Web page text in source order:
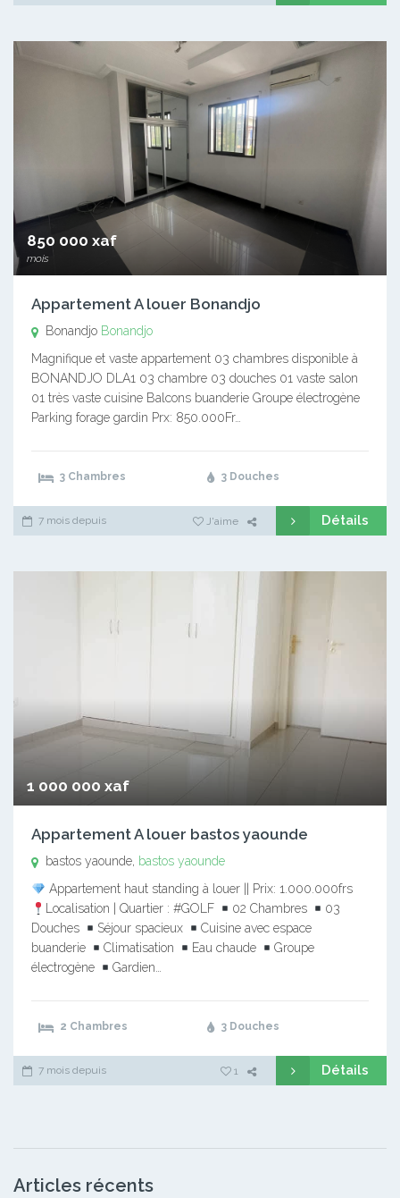
850 000 xaf
mois
Appartement A louer Bonandjo
Bonandjo Bonandjo
Magnifique et vaste appartement 03 chambres disponible à
BONANDJO DLA1 03 chambre 03 douches 01 vaste salon
01 très vaste cuisine Balcons buanderie Groupe électrogène
Parking forage gardin Prx: 850.000Fr…
3 Chambres 3 Douches
7 mois depuis J'aime Détails
1 000 000 xaf
Appartement A louer bastos yaounde
bastos yaounde, bastos yaounde
Appartement haut standing à louer || Prix: 1.000.000frs
Localisation | Quartier : #GOLF
02 Chambres
03
Douches
Séjour spacieux
Cuisine avec espace
buanderie
Climatisation Eau chaude
Groupe
électrogène
Gardien…
2 Chambres 3 Douches
7 mois depuis 1 Détails
Articles récents